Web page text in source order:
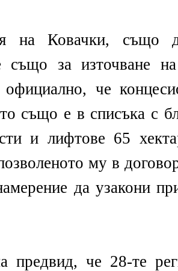
на Ковачки, също
също за източване
че
също е в списъка с
и лифтове 65
му в
да узакони
предвид, че 28-те